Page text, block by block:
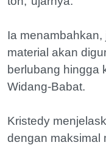
Ia
material akan
berlubang hingga
Widang-Babat.
Kristedy
dengan maksimal